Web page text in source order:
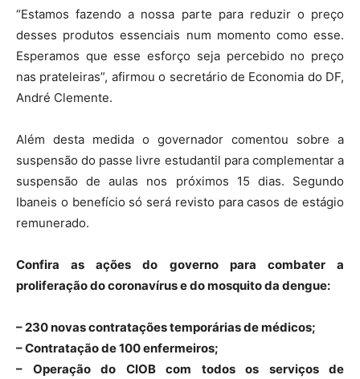
“Estamos fazendo a nossa parte para reduzir o preço
desses produtos essenciais num momento como esse.
Esperamos que esse esforço seja percebido no preço
nas prateleiras”, afirmou o secretário de Economia do DF,
André Clemente.
Além desta medida o governador comentou sobre a
suspensão do passe livre estudantil para complementar a
suspensão de aulas nos próximos 15 dias. Segundo
Ibaneis o benefício só será revisto para casos de estágio
remunerado.
Confira as ações do governo para combater a
proliferação do coronavírus e do mosquito da dengue:
– 230 novas contratações temporárias de médicos;
– Contratação de 100 enfermeiros;
– Operação do CIOB com todos os serviços de